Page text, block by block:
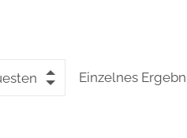
Einzelnes